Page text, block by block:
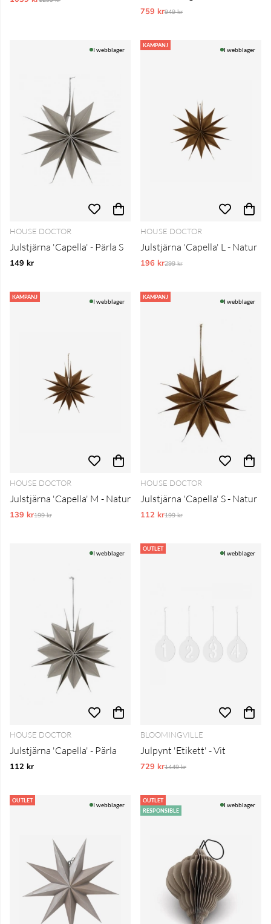
759 krOrdinarie pris:
949 kr
I webblager
HOUSE DOCTOR
Julstjärna 'Capella' - Pärla S
149 kr
KAMPANJ
I webblager
HOUSE DOCTOR
Julstjärna 'Capella' L - Natur
196 krOrdinarie pris:
299 kr
KAMPANJ
I webblager
HOUSE DOCTOR
Julstjärna 'Capella' M - Natur
139 krOrdinarie pris:
199 kr
KAMPANJ
I webblager
HOUSE DOCTOR
Julstjärna 'Capella' S - Natur
112 krOrdinarie pris:
199 kr
I webblager
HOUSE DOCTOR
Julstjärna 'Capella' - Pärla
112 kr
OUTLET
I webblager
BLOOMINGVILLE
Julpynt 'Etikett' - Vit
729 krOrdinarie pris:
1449 kr
OUTLET
I webblager
OUTLET
RESPONSIBLE
I webblager